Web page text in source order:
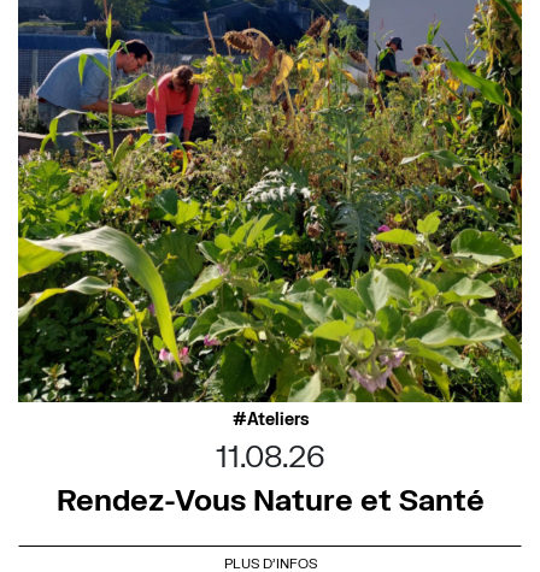
Ateliers
11.08.26
Rendez-Vous Nature et Santé
PLUS D'INFOS